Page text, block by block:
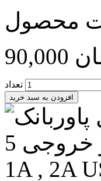
90,000
تعداد
افزودن به سبد خرید